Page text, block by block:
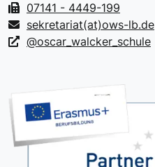
07141 - 4449-199
sekretariat(at)ows-lb.de
@oscar_walcker_schule